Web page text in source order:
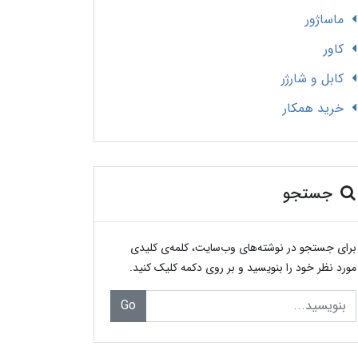
ماساژور
کاور
کابل و شارژر
خرید همکار
جستجو
برای جستجو در نوشته‌های وب‌سایت، کلمه‌ی کلیدی
مورد نظر خود را بنویسید و بر روی دکمه کلیک کنید.
Go